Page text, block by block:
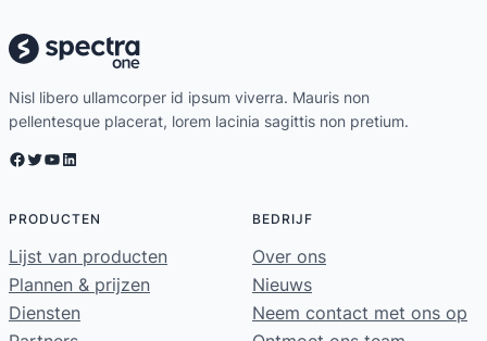
Nisl libero ullamcorper id ipsum viverra. Mauris non
pellentesque placerat, lorem lacinia sagittis non pretium.
Facebook Twitter YouTube LinkedIn
PRODUCTEN
Lijst van producten
Plannen & prijzen
Diensten
BEDRIJF
Over ons
Nieuws
Neem contact met ons op